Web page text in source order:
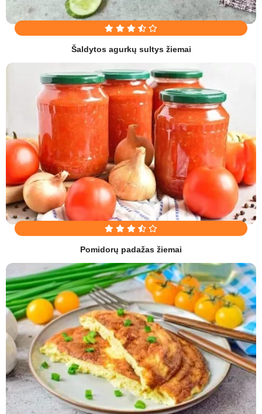
Šaldytos agurkų sultys žiemai
Pomidorų padažas žiemai